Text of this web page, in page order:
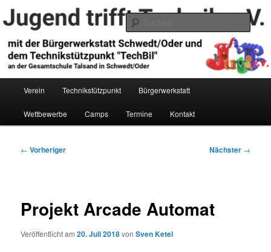
Zum
primären
springenJugend trifft Technik e.V.
Verein Technikstützpunkt Bürgerwerkstatt
Wettbewerbe Camps Termine Kontakt
Beitragsnavigation
← Vorheriger Nächster →
Projekt Arcade Automat
Veröffentlicht am20. Juli 2018vonSven Ketel